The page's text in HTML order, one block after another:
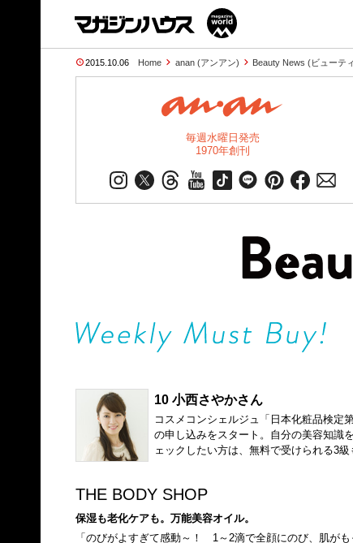
2015.10.06 Home anan (アンアン) Beauty News (ビューテ
毎週水曜日発売
1970年創刊
10 小西さやかさん
コスメコンシェルジュ「日本化粧品検定
の申し込みをスタート。自分の美容知識
ェックしたい方は、無料で受けられる3級
THE BODY SHOP
保湿も老化ケアも。万能美容オイル。
「のびがよすぎて感動～！ 1～2滴で全顔にのび、肌がも